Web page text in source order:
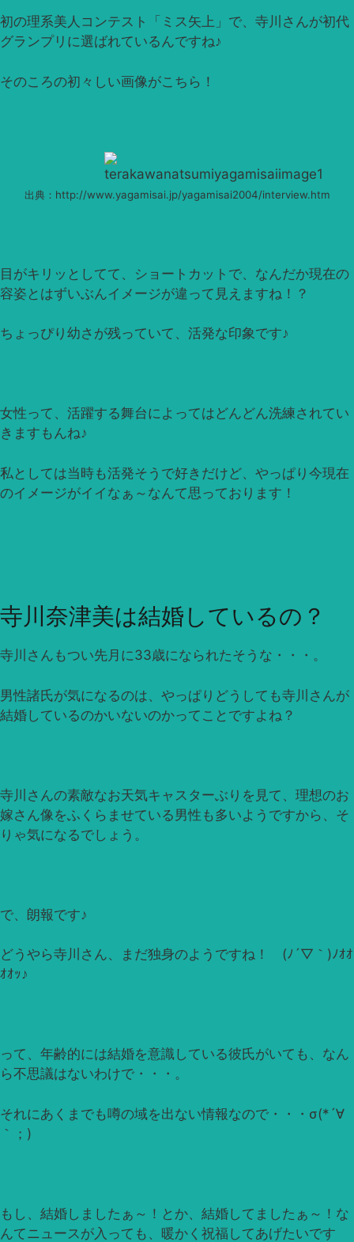
初の理系美人コンテスト「ミス矢上」で、寺川さんが初代
グランプリに選ばれているんですね♪
そのころの初々しい画像がこちら！
出典：http://www.yagamisai.jp/yagamisai2004/interview.htm
目がキリッとしてて、ショートカットで、なんだか現在の
容姿とはずいぶんイメージが違って見えますね！？
ちょっぴり幼さが残っていて、活発な印象です♪
女性って、活躍する舞台によってはどんどん洗練されてい
きますもんね♪
私としては当時も活発そうで好きだけど、やっぱり今現在
のイメージがイイなぁ～なんて思っております！
寺川奈津美は結婚しているの？
寺川さんもつい先月に33歳になられたそうな・・・。
男性諸氏が気になるのは、やっぱりどうしても寺川さんが
結婚しているのかいないのかってことですよね？
寺川さんの素敵なお天気キャスターぶりを見て、理想のお
嫁さん像をふくらませている男性も多いようですから、そ
りゃ気になるでしょう。
で、朗報です♪
どうやら寺川さん、まだ独身のようですね！ (ﾉ´▽｀)ﾉｵｵ
ｵｵｯ♪
って、年齢的には結婚を意識している彼氏がいても、なん
ら不思議はないわけで・・・。
それにあくまでも噂の域を出ない情報なので・・・σ(*´∀
｀；)
もし、結婚しましたぁ～！とか、結婚してましたぁ～！な
んてニュースが入っても、暖かく祝福してあげたいです